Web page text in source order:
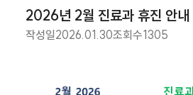
2026년 2월 진료과 휴진 안내
작성일2026.01.30조회수1305